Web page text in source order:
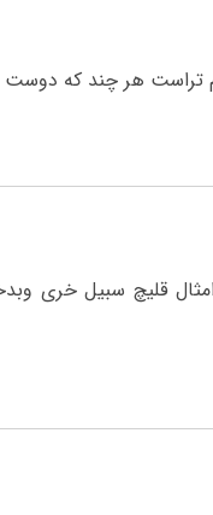
تراست هر چند که
قلیچ سبیل خری